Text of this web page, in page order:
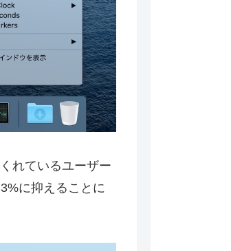
れているユーザー
に抑えることに